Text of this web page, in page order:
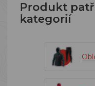
Produkt
kategorií